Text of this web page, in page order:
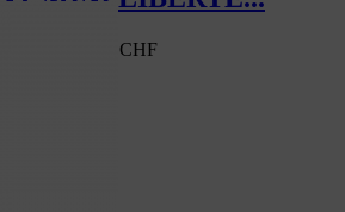
185.50 CHF